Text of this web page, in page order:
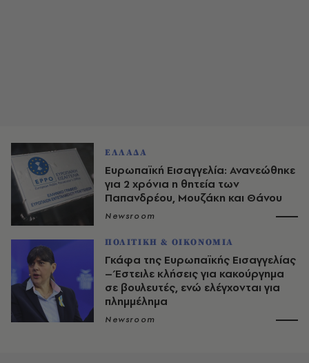
ΕΛΛΑΔΑ
Ευρωπαϊκή Εισαγγελία: Ανανεώθηκε
για 2 χρόνια η θητεία των
Παπανδρέου, Μουζάκη και Θάνου
Newsroom
ΠΟΛΙΤΙΚΗ & ΟΙΚΟΝΟΜΙΑ
Γκάφα της Ευρωπαϊκής Εισαγγελίας
– Έστειλε κλήσεις για κακούργημα
σε βουλευτές, ενώ ελέγχονται για
πλημμέλημα
Newsroom